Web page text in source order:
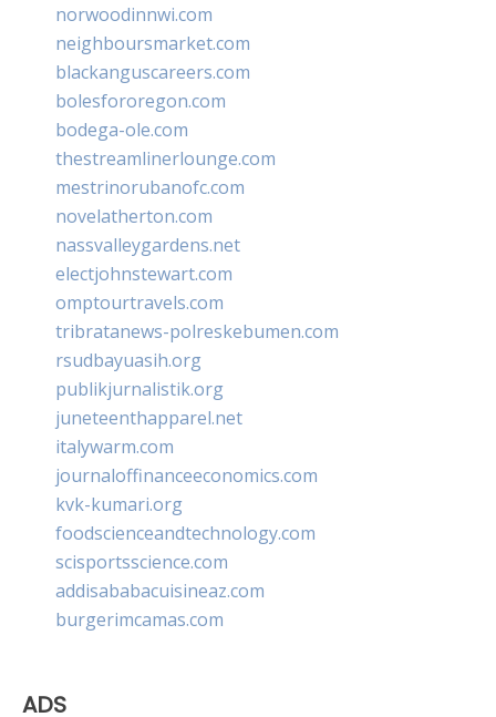
norwoodinnwi.com
neighboursmarket.com
blackanguscareers.com
bolesfororegon.com
bodega-ole.com
thestreamlinerlounge.com
mestrinorubanofc.com
novelatherton.com
nassvalleygardens.net
electjohnstewart.com
omptourtravels.com
tribratanews-polreskebumen.com
rsudbayuasih.org
publikjurnalistik.org
juneteenthapparel.net
italywarm.com
journaloffinanceeconomics.com
kvk-kumari.org
foodscienceandtechnology.com
scisportsscience.com
addisababacuisineaz.com
burgerimcamas.com
ADS